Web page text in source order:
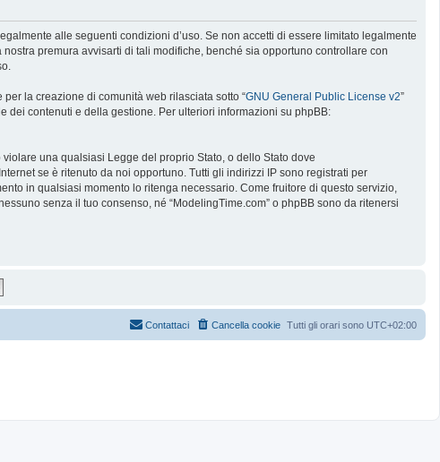
alle seguenti condizioni d’uso. Se non accetti di essere limitato legalmente
premura avvisarti di tali modifiche, benché sia opportuno controllare con
per la creazione di comunità web rilasciata sotto “GNU General Public License v2”
dei contenuti e della gestione. Per ulteriori informazioni su phpBB:
una qualsiasi Legge del proprio Stato, o dello Stato dove
se è ritenuto da noi opportuno. Tutti gli indirizzi IP sono registrati per
in qualsiasi momento lo ritenga necessario. Come fruitore di questo servizio,
senza il tuo consenso, né “ModelingTime.com” o phpBB sono da ritenersi
Tutti gli orari sono UTC+02:00
Cancella cookie
Contattaci